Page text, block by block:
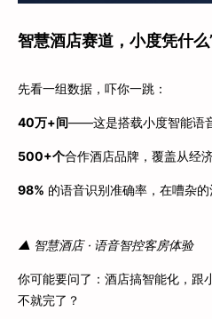
智慧酒店赛道，小度凭什么
先看一组数据，吓你一跳：
40万+间——这是搭载小度智能语
500+个合作酒店品牌，覆盖从经
98% 的语音识别准确率，在嘈杂的
▲ 智慧酒店 · 语音智控客房体验
你可能要问了：酒店搞智能化，跟
不就完了？